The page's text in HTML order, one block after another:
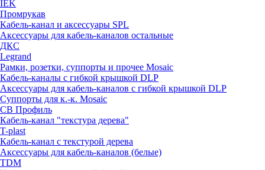
IEK
Промрукав
Кабель-канал и аксессуары SPL
Аксессуары для кабель-каналов остальные
ДКС
Legrand
Рамки, розетки, суппорты и прочее Mosaic
Кабель-каналы с гибкой крышкой DLP
Аксессуары для кабель-каналов с гибкой крышкой DLP
Суппорты для к.-к. Mosaic
СВ Профиль
Кабель-канал "текстура дерева"
T-plast
Кабель-канал с текстурой дерева
Аксессуары для кабель-каналов (белые)
TDM